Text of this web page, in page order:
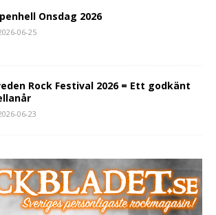
Onsdag 2026
06-25
Rock Festival 2026 = Ett godkänt
06-23